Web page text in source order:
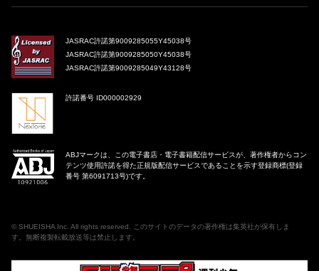
JASRAC許諾第9009285055Y45038号
JASRAC許諾第9009285050Y45038号
JASRAC許諾第9009285049Y43128号
許諾番号 ID000002929
ABJマークは、この電子書店・電子書籍配信サービスが、著作権者からコン
テンツ使用許諾を得た正規版配信サービスであることを示す登録商標(登録
番号 第6091713号)です。
© SHUEISHA Inc. All rights reserved. このサイトのデータの著作権は集英社が保有しま
す。無断複製転載放送等は禁止します。